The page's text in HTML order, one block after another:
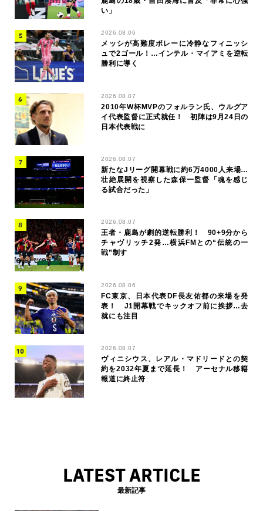
い」
2026.08.06
メッシが高難度ボレーに冷静なフィニッシ
ュで2ゴール！…インテル・マイアミを逆転
勝利に導く
2026.08.07
2010年W杯MVPのフォルラン氏、ウルグア
イ代表監督に正式就任！ 初陣は9月24日の
日本代表戦に
2026.08.07
新たなJリーグ開幕戦に約6万4000人来場…
壮絶展開を視察した森保一監督「魂を感じ
る試合だった」
2026.08.07
王者・鹿島が劇的逆転勝利！ 90+9分から
チャヴリッチ2発…横浜FMとの“伝統の一
戦”制す
2026.08.06
FC東京、日本代表DF長友佑都の来場を発
表！ J1開幕戦でキックオフ前に挨拶…去
就にも注目
2026.08.07
ヴィニシウス、レアル・マドリードとの契
約を2032年夏まで延長！ アーセナル移籍
報道に終止符
LATEST ARTICLE
最新記事